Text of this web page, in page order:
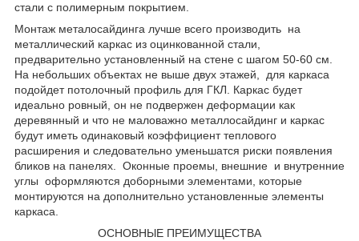
стали с полимерным покрытием.
Монтаж металосайдинга лучше всего производить на
металлический каркас из оцинкованной стали,
предварительно установленный на стене с шагом 50-60 см.
На небольших объектах не выше двух этажей, для каркаса
подойдет потолочный профиль для ГКЛ. Каркас будет
идеально ровный, он не подвержен деформации как
деревянный и что не маловажно металлосайдинг и каркас
будут иметь одинаковый коэффициент теплового
расширения и следовательно уменьшатся риски появления
бликов на панелях. Оконные проемы, внешние и внутренние
углы оформляются доборными элементами, которые
монтируются на дополнительно установленные элементы
каркаса.
ОСНОВНЫЕ ПРЕИМУЩЕСТВА